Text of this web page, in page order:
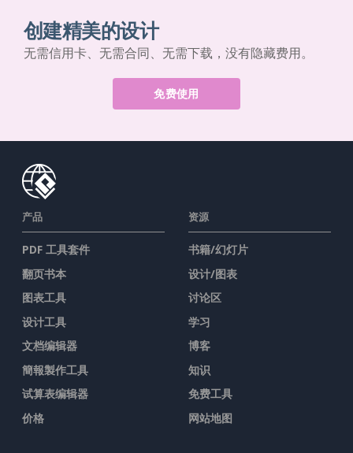
创建精美的设计
无需信用卡、无需合同、无需下载，没有隐藏费用。
免费使用
产品
PDF 工具套件
翻页书本
图表工具
设计工具
文档编辑器
簡報製作工具
试算表编辑器
价格
资源
书籍/幻灯片
设计/图表
讨论区
学习
博客
知识
免费工具
网站地图